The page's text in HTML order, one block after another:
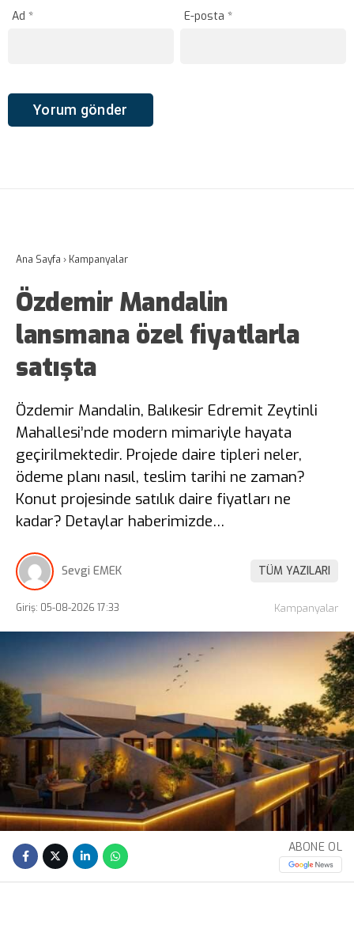
Ad * E-posta*
Ana Sayfa › Kampanyalar
Özdemir Mandalin
lansmana özel fiyatlarla
satışta
Özdemir Mandalin, Balıkesir Edremit Zeytinli
Mahallesi’nde modern mimariyle hayata
geçirilmektedir. Projede daire tipleri neler,
ödeme planı nasıl, teslim tarihi ne zaman?
Konut projesinde satılık daire fiyatları ne
kadar? Detaylar haberimizde…
Sevgi EMEK TÜM YAZILARI
Giriş: 05-08-2026 17:33 Kampanyalar
ABONE OL